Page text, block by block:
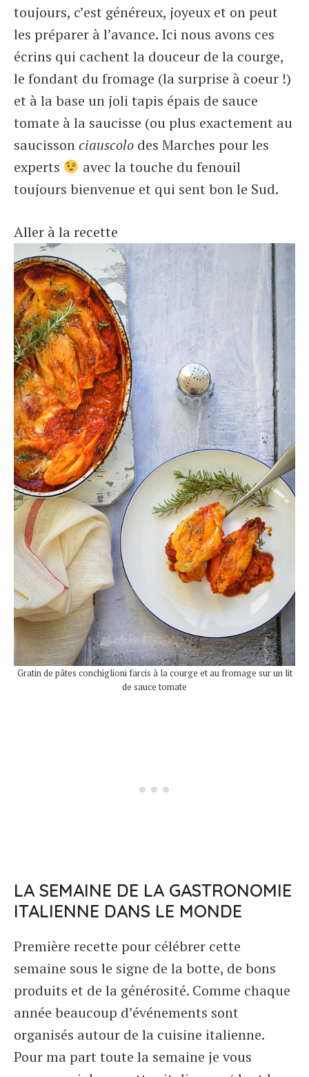
toujours, c’est généreux, joyeux et on peut
les préparer à l’avance. Ici nous avons ces
écrins qui cachent la douceur de la courge,
le fondant du fromage (la surprise à coeur !)
et à la base un joli tapis épais de sauce
tomate à la saucisse (ou plus exactement au
saucissonciauscolo des Marches pour les
experts
avec la touche du fenouil
toujours bienvenue et qui sent bon le Sud.
Aller à la recette
Gratin de pâtes conchiglioni farcis à la courge et au fromage sur un lit
de sauce tomate
LA SEMAINE DE LA GASTRONOMIE
ITALIENNE DANS LE MONDE
Première recette pour célébrer cette
semaine sous le signe de la botte, de bons
produits et de la générosité. Comme chaque
année beaucoup d’événements sont
organisés autour de la cuisine italienne.
Pour ma part toute la semaine je vous